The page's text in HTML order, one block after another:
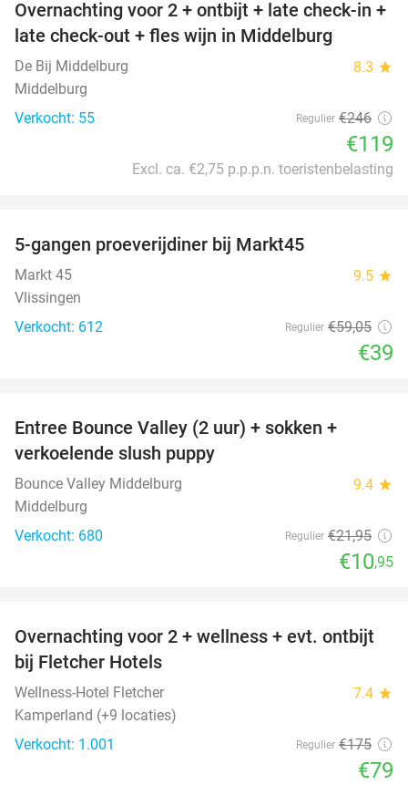
52%
Overnachting voor 2 + ontbijt + late check-in +
late check-out + fles wijn in Middelburg
De Bij Middelburg 8.3 star
Middelburg
Verkocht: 55
Regulier €246
€119
Excl. ca. €2,75 p.p.p.n. toeristenbelasting
5-gangen proeverijdiner bij Markt45
Markt 45 9.5 star
Vlissingen
Verkocht: 612
Regulier €59,05
€39
Entree Bounce Valley (2 uur) + sokken +
verkoelende slush puppy
Bounce Valley Middelburg 9.4 star
Middelburg
Verkocht: 680
Regulier €21,95
€10,95
55%
Overnachting voor 2 + wellness + evt. ontbijt
bij Fletcher Hotels
Wellness-Hotel Fletcher 7.4 star
Kamperland (+9 locaties)
Verkocht: 1.001
Regulier €175
€79